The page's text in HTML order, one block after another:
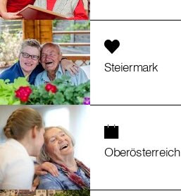
Steiermark
Oberösterreich